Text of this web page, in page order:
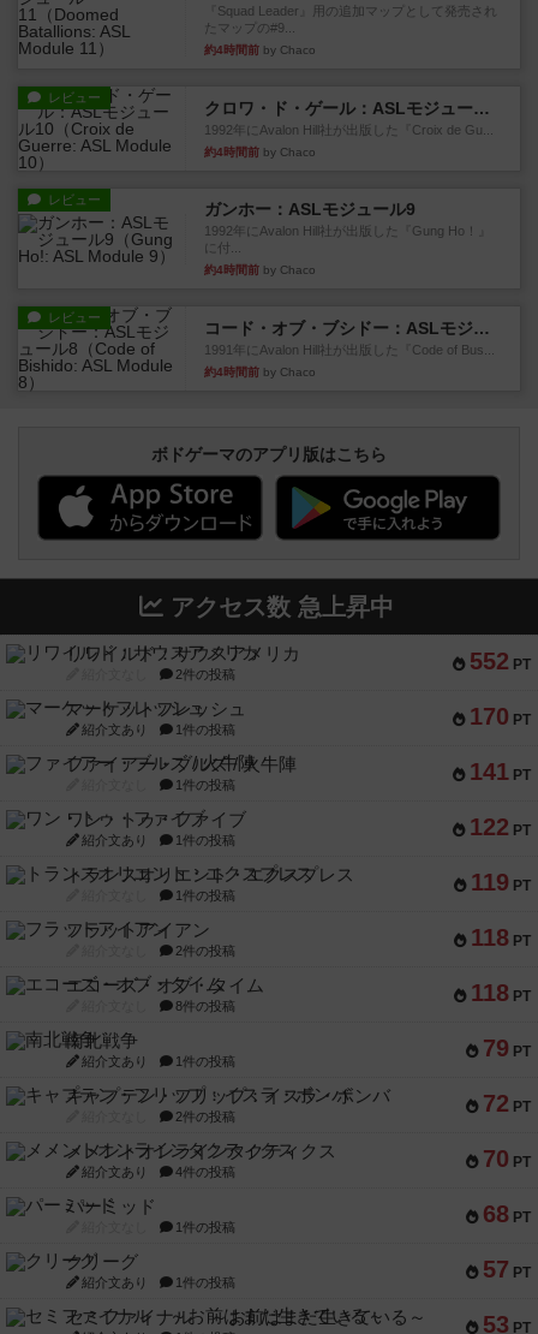
『Squad Leader』用の追加マップとして発売され
たマップの#9...
約4時間前 by Chaco
レビュー
クロワ・ド・ゲール：ASLモジュール10
1992年にAvalon Hill社が出版した『Croix de Gu...
約4時間前 by Chaco
レビュー ガンホー：ASLモジュール9
1992年にAvalon Hill社が出版した『Gung Ho！』
に付...
約4時間前 by Chaco
レビュー
コード・オブ・ブシドー：ASLモジュール8
1991年にAvalon Hill社が出版した『Code of Bus...
約4時間前 by Chaco
ボドゲーマのアプリ版はこちら
アクセス数 急上昇中
552 PT
リワイルド：サウスアメリカ
2件の投稿
170 PT
マーケットフレッシュ
紹介文あり 1件の投稿
141 PT
ファイアー・ブルズ / 火牛陣
1件の投稿
122 PT
ワン・トゥ・ファイブ
紹介文あり 1件の投稿
119 PT
トランスオリエント・エクスプレス
1件の投稿
118 PT
フラットアイアン
2件の投稿
118 PT
エコーズ・オブ・タイム
8件の投稿
79 PT
南北戦争
紹介文あり 1件の投稿
72 PT
キャプテン・フリップ：イスラ・ボンバ
2件の投稿
70 PT
メメントオンラインタクティクス
紹介文あり 4件の投稿
68 PT
パーミッド
1件の投稿
57 PT
クリーグ
紹介文あり 1件の投稿
53 PT
セミファイナル ～お前はまだ生きている～